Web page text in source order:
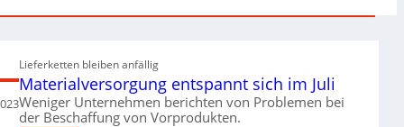
Lieferketten bleiben anfällig
Materialversorgung entspannt sich im Juli
Weniger Unternehmen berichten von Problemen bei
der Beschaffung von Vorprodukten.